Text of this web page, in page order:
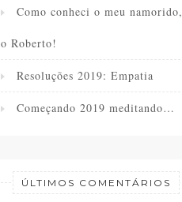
Como conheci o meu namorido,
o Roberto!
Resoluções 2019: Empatia
Começando 2019 meditando…
ÚLTIMOS COMENTÁRIOS